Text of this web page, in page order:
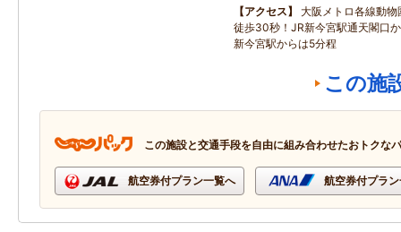
アクセス
大阪メトロ各線動
徒歩30秒！JR新今宮駅通天閣口
新今宮駅からは5分程
この施
この施設と交通手段を自由に組み合わせたおトクな
航空券付プラン一覧へ 航空券付プラ